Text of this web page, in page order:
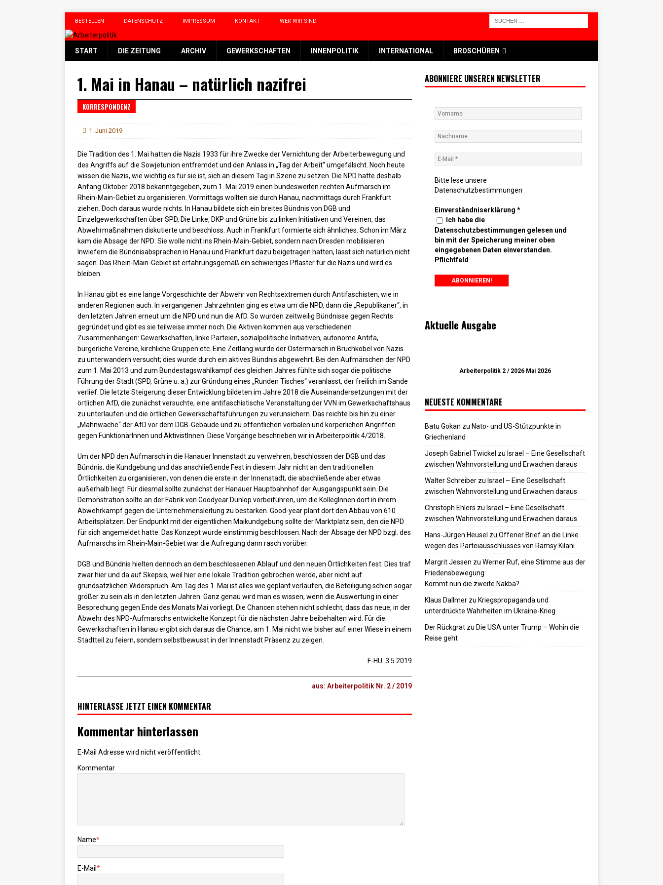
BESTELLEN DATENSCHUTZ IMPRESSUM KONTAKT WER WIR SIND
START DIE ZEITUNG ARCHIV GEWERKSCHAFTEN INNENPOLITIK INTERNATIONAL BROSCHÜREN
1. Mai in Hanau – natürlich nazifrei
KORRESPONDENZ
1. Juni 2019
Die Tradition des 1. Mai hatten die Nazis 1933 für ihre Zwecke der Vernichtung der Arbeiterbewegung und
des Angriffs auf die Sowjetunion entfremdet und den Anlass in „Tag der Arbeit“ umgefälscht. Noch heute
wissen die Nazis, wie wichtig es für sie ist, sich an diesem Tag in Szene zu setzen. Die NPD hatte deshalb
Anfang Oktober 2018 bekanntgegeben, zum 1. Mai 2019 einen bundesweiten rechten Aufmarsch im
Rhein-Main-Gebiet zu organisieren. Vormittags wollten sie durch Hanau, nachmittags durch Frankfurt
ziehen. Doch daraus wurde nichts. In Hanau bildete sich ein breites Bündnis von DGB und
Einzelgewerkschaften über SPD, Die Linke, DKP und Grüne bis zu linken Initiativen und Vereinen, das
Abwehrmaßnahmen diskutierte und beschloss. Auch in Frankfurt formierte sich ähnliches. Schon im März
kam die Absage der NPD: Sie wolle nicht ins Rhein-Main-Gebiet, sondern nach Dresden mobilisieren.
Inwiefern die Bündnisabsprachen in Hanau und Frankfurt dazu beigetragen hatten, lässt sich natürlich nicht
sagen. Das Rhein-Main-Gebiet ist erfahrungsgemäß ein schwieriges Pflaster für die Nazis und wird es
bleiben.
In Hanau gibt es eine lange Vorgeschichte der Abwehr von Rechtsextremen durch Antifaschisten, wie in
anderen Regionen auch. In vergangenen Jahrzehnten ging es etwa um die NPD, dann die „Republikaner“, in
den letzten Jahren erneut um die NPD und nun die AfD. So wurden zeitweilig Bündnisse gegen Rechts
gegründet und gibt es sie teilweise immer noch. Die Aktiven kommen aus verschiedenen
Zusammenhängen: Gewerkschaften, linke Parteien, sozialpolitische Initiativen, autonome Antifa,
bürgerliche Vereine, kirchliche Gruppen etc. Eine Zeitlang wurde der Ostermarsch in Bruchköbel von Nazis
zu unterwandern versucht; dies wurde durch ein aktives Bündnis abgewehrt. Bei den Aufmärschen der NPD
zum 1. Mai 2013 und zum Bundestagswahlkampf des gleichen Jahres fühlte sich sogar die politische
Führung der Stadt (SPD, Grüne u. a.) zur Gründung eines „Runden Tisches“ veranlasst, der freilich im Sande
verlief. Die letzte Steigerung dieser Entwicklung bildeten im Jahre 2018 die Auseinandersetzungen mit der
örtlichen AfD, die zunächst versuchte, eine antifaschistische Veranstaltung der VVN im Gewerkschaftshaus
zu unterlaufen und die örtlichen Gewerkschaftsführungen zu verunsichern. Das reichte bis hin zu einer
„Mahnwache“ der AfD vor dem DGB-Gebäude und zu öffentlichen verbalen und körperlichen Angriffen
gegen FunktionärInnen und AktivistInnen. Diese Vorgänge beschrieben wir in Arbeiterpolitik 4/2018.
Um der NPD den Aufmarsch in die Hanauer Innenstadt zu verwehren, beschlossen der DGB und das
Bündnis, die Kundgebung und das anschließende Fest in diesem Jahr nicht an den traditionellen
Örtlichkeiten zu organisieren, von denen die erste in der Innenstadt, die abschließende aber etwas
außerhalb liegt. Für diesmal sollte zunächst der Hanauer Hauptbahnhof der Ausgangspunkt sein. Die
Demonstration sollte an der Fabrik von Goodyear Dunlop vorbeiführen, um die KollegInnen dort in ihrem
Abwehrkampf gegen die Unternehmensleitung zu bestärken. Good-year plant dort den Abbau von 610
Arbeitsplätzen. Der Endpunkt mit der eigentlichen Maikundgebung sollte der Marktplatz sein, den die NPD
für sich angemeldet hatte. Das Konzept wurde einstimmig beschlossen. Nach der Absage der NPD bzgl. des
Aufmarschs im Rhein-Main-Gebiet war die Aufregung dann rasch vorüber.
DGB und Bündnis hielten dennoch an dem beschlossenen Ablauf und den neuen Örtlichkeiten fest. Dies traf
zwar hier und da auf Skepsis, weil hier eine lokale Tradition gebrochen werde, aber nicht auf
grundsätzlichen Widerspruch. Am Tag des 1. Mai ist alles wie geplant verlaufen, die Beteiligung schien sogar
größer zu sein als in den letzten Jahren. Ganz genau wird man es wissen, wenn die Auswertung in einer
Besprechung gegen Ende des Monats Mai vorliegt. Die Chancen stehen nicht schlecht, dass das neue, in der
Abwehr des NPD-Aufmarschs entwickelte Konzept für die nächsten Jahre beibehalten wird. Für die
Gewerkschaften in Hanau ergibt sich daraus die Chance, am 1. Mai nicht wie bisher auf einer Wiese in einem
Stadtteil zu feiern, sondern selbstbewusst in der Innenstadt Präsenz zu zeigen.
F-HU. 3.5.2019
aus: Arbeiterpolitik Nr. 2 / 2019
HINTERLASSE JETZT EINEN KOMMENTAR
Kommentar hinterlassen
E-Mail Adresse wird nicht veröffentlicht.
Kommentar
Name*
E-Mail *
ABONNIERE UNSEREN NEWSLETTER
Bitte lese unsere
Datenschutzbestimmungen
Einverständniserklärung *
Ich habe die
Datenschutzbestimmungen gelesen und
bin mit der Speicherung meiner oben
eingegebenen Daten einverstanden.
Pflichtfeld
Aktuelle Ausgabe
Arbeiterpolitik 2 / 2026 Mai 2026
NEUESTE KOMMENTARE
Batu Gokan zu Nato- und US-Stützpunkte in
Griechenland
Joseph Gabriel Twickel zu Israel – Eine Gesellschaft
zwischen Wahnvorstellung und Erwachen daraus
Walter Schreiberzu Israel – Eine Gesellschaft
zwischen Wahnvorstellung und Erwachen daraus
Christoph Ehlers zu Israel – Eine Gesellschaft
zwischen Wahnvorstellung und Erwachen daraus
Hans-Jürgen Heusel zu Offener Brief an die Linke
wegen des Parteiausschlusses von Ramsy Kilani
Margrit Jessen zu Werner Ruf, eine Stimme aus der
Friedensbewegung:
Kommt nun die zweite Nakba?
Klaus Dallmerzu Kriegspropaganda und
unterdrückte Wahrheiten im Ukraine-Krieg
Der Rückgratzu Die USA unter Trump – Wohin die
Reise geht